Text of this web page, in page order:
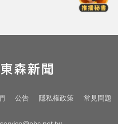
骨與增肌兩大救
被詐10億！醫：4
川星首次來台開
公告 隱私權政策 常見問題